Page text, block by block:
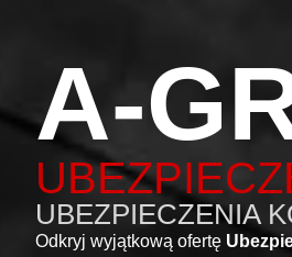
A-
UBEZPIECZENIA
Odkryj wyjątkową ofertę